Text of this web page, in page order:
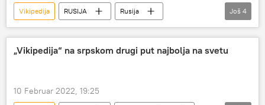
Vikipedija RUSIJA
Rusija
Rusija – društvo
pretraživač
Magazin
Društvo
Još 4
„Vikipedija“ na srpskom drugi put najbolja na svetu
10 Februar 2022, 19:25